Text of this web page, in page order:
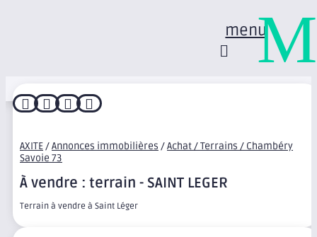
menu
   
AXITE/Annonces immobilières /Achat / Terrains / Chambéry
Savoie 73
À vendre : terrain - SAINT LEGER
Terrain à vendre à Saint Léger
M